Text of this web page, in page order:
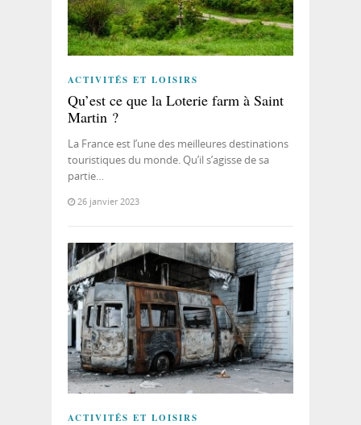
ACTIVITÉS ET LOISIRS
Qu’est ce que la Loterie farm à Saint
Martin ?
La France est l’une des meilleures destinations
touristiques du monde. Qu’il s’agisse de sa
partie…
26 janvier 2023
ACTIVITÉS ET LOISIRS